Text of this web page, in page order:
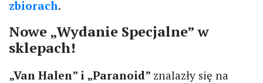
zbiorach.
Nowe „Wydanie Specjalne” w
sklepach!
„Van Halen” i „Paranoid” znalazły się na